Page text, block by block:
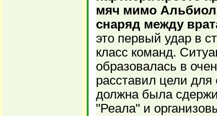
мяч мимо
снаряд между
это первый удар в
класс команд.
образовалась в
расставил цели для
должна была
"Реала" и